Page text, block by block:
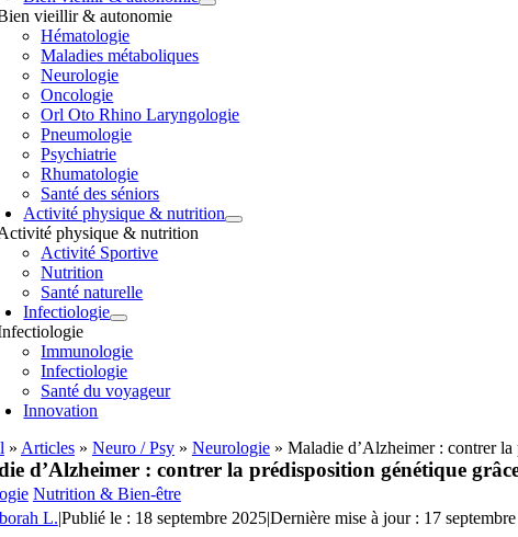
vieillir & autonomie
Hématologie
Maladies métaboliques
Neurologie
Oncologie
Orl Oto Rhino Laryngologie
Pneumologie
Psychiatrie
Rhumatologie
Santé des séniors
Activité physique & nutrition
physique & nutrition
Activité Sportive
Nutrition
Santé naturelle
Infectiologie
Immunologie
Infectiologie
Santé du voyageur
Innovation
» Articles» Neuro / Psy» Neurologie» Maladie d’Alzheimer : contrer la
d’Alzheimer : contrer la prédisposition génétique
Nutrition & Bien-être
L.|Publié le : 18 septembre 2025|Dernière mise à jour : 17